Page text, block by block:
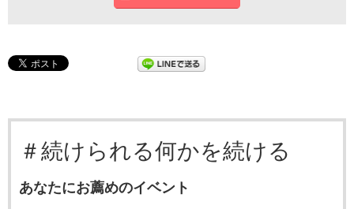
＃続けられる何かを続ける
あなたにお薦めのイベント